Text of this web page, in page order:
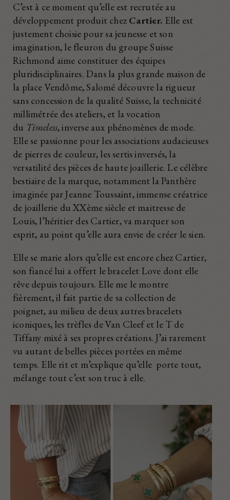
C’est à ce moment qu’elle est recrutée au
développement produit chez Cartier. Elle est
justement choisie pour sa jeunesse et son
imagination, le fleuron du groupe Suisse
Richmond aime constituer des équipes
pluridisciplinaires. Dans la plus grande maison de
la place Vendôme, Salomé découvre la rigueur
sans concession de la qualité Suisse, la technicité
millimétrée des ateliers, et la vocation
du Timeless, inverse aux phénomènes de mode.
Elle se passionne pour les associations audacieuses
de pierres de couleur, les sertis inversés, la
versatilité des pièces de haute joaillerie. Le célèbre
bestiaire de la marque, notamment la Panthère
imaginée par Jeanne Toussaint, immense créatrice
de joaillerie du XXème siècle et maitresse de
Louis, l’héritier des Cartier, va marquer son
esprit, au point qu’elle aura envie de créer le sien.
Elle se marie alors qu’elle est encore chez Cartier,
son fiancé lui a offert le bracelet Love dont elle
rêve depuis toujours. Elle me le montre
fièrement, il fait partie de sa collection de
poignet, au milieu de deux autres bracelets
iconiques, les trèfles de Van Cleef et le T de
Tiffany mixé à ses propres créations. J’ai rarement
vu autant de belles pièces portées en même
temps. Elle rit et m’explique qu’elle porte tout,
mélange tout c’est son truc à elle.